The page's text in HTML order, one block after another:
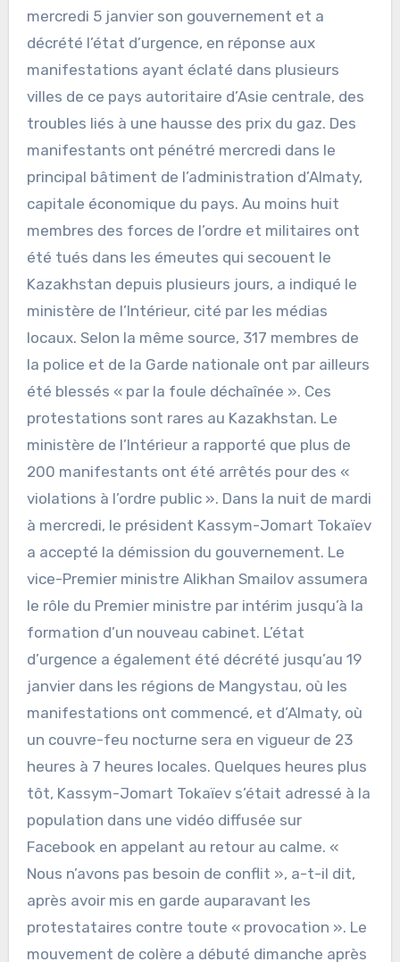
mercredi 5 janvier son gouvernement et a
décrété l’état d’urgence, en réponse aux
manifestations ayant éclaté dans plusieurs
villes de ce pays autoritaire d’Asie centrale, des
troubles liés à une hausse des prix du gaz. Des
manifestants ont pénétré mercredi dans le
principal bâtiment de l’administration d’Almaty,
capitale économique du pays. Au moins huit
membres des forces de l’ordre et militaires ont
été tués dans les émeutes qui secouent le
Kazakhstan depuis plusieurs jours, a indiqué le
ministère de l’Intérieur, cité par les médias
locaux. Selon la même source, 317 membres de
la police et de la Garde nationale ont par ailleurs
été blessés « par la foule déchaînée ». Ces
protestations sont rares au Kazakhstan. Le
ministère de l’Intérieur a rapporté que plus de
200 manifestants ont été arrêtés pour des «
violations à l’ordre public ». Dans la nuit de mardi
à mercredi, le président Kassym-Jomart Tokaïev
a accepté la démission du gouvernement. Le
vice-Premier ministre Alikhan Smailov assumera
le rôle du Premier ministre par intérim jusqu’à la
formation d’un nouveau cabinet. L’état
d’urgence a également été décrété jusqu’au 19
janvier dans les régions de Mangystau, où les
manifestations ont commencé, et d’Almaty, où
un couvre-feu nocturne sera en vigueur de 23
heures à 7 heures locales. Quelques heures plus
tôt, Kassym-Jomart Tokaïev s’était adressé à la
population dans une vidéo diffusée sur
Facebook en appelant au retour au calme. «
Nous n’avons pas besoin de conflit », a-t-il dit,
après avoir mis en garde auparavant les
protestataires contre toute « provocation ». Le
mouvement de colère a débuté dimanche après